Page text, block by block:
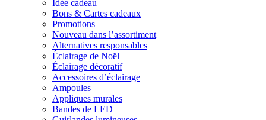
Idée cadeau
Bons & Cartes cadeaux
Promotions
Nouveau dans l’assortiment
Alternatives responsables
Éclairage de Noël
Éclairage décoratif
Accessoires d’éclairage
Ampoules
Appliques murales
Bandes de LED